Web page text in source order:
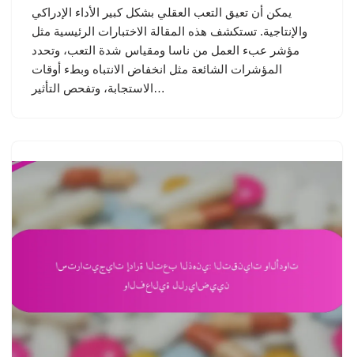
يمكن أن تعيق التعب العقلي بشكل كبير الأداء الإدراكي
والإنتاجية. تستكشف هذه المقالة الاختبارات الرئيسية مثل
مؤشر عبء العمل من ناسا ومقياس شدة التعب، وتحدد
المؤشرات الشائعة مثل انخفاض الانتباه وبطء أوقات
الاستجابة، وتفحص التأثير…